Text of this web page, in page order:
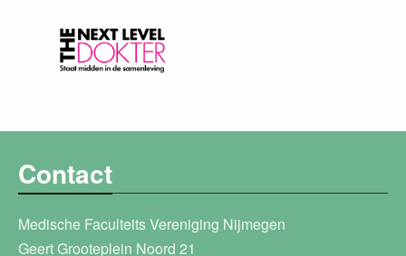
Contact
Medische Faculteits Vereniging Nijmegen
Geert Grooteplein Noord 21